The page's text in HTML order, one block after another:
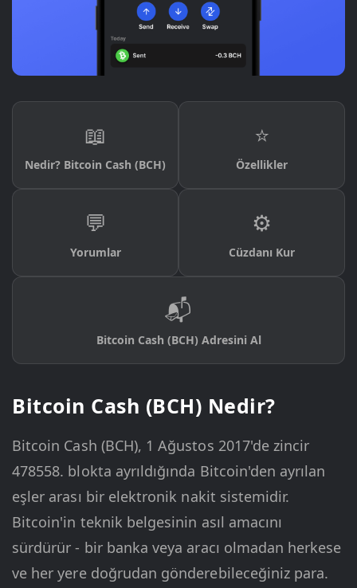
📖
Nedir? Bitcoin Cash (BCH)
⭐
Özellikler
💬
Yorumlar
⚙️
Cüzdanı Kur
📬
Bitcoin Cash (BCH) Adresini Al
Bitcoin Cash (BCH) Nedir?
Bitcoin Cash (BCH), 1 Ağustos 2017'de zincir
478558. blokta ayrıldığında Bitcoin'den ayrılan
eşler arası bir elektronik nakit sistemidir.
Bitcoin'in teknik belgesinin asıl amacını
sürdürür - bir banka veya aracı olmadan herkese
ve her yere doğrudan gönderebileceğiniz para.